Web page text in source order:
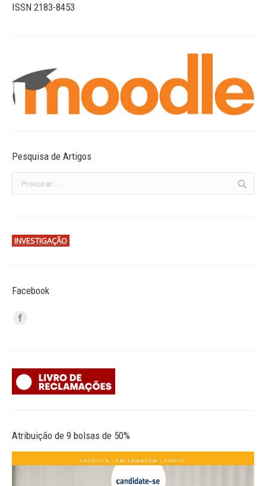
ISSN 2183-8453
Pesquisa de Artigos
INVESTIGAÇÃO
Facebook
Atribuição de 9 bolsas de 50%